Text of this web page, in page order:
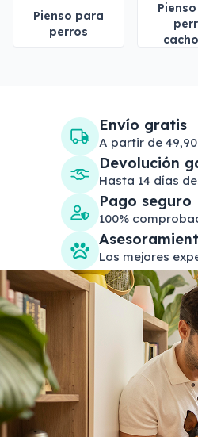
Pienso para
perros
Envío gratis
A partir de
Devolución
Hasta 14 días
Pago seguro
100%
Los mejores